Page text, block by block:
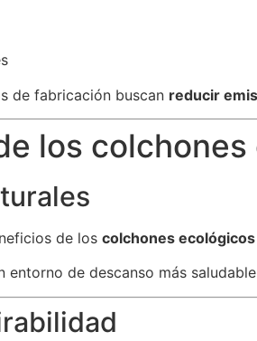
de fabricación buscan reducir
los
de los colchones ecológicos
entorno de descanso más